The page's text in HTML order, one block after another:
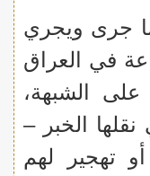
جرى ويجري
في العراق
على الشبهة،
نقلها الخبر –
تهجير لهم